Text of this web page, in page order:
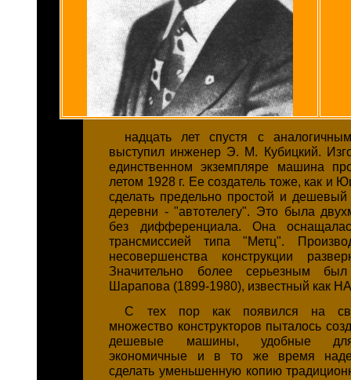
надцать лет спустя с
выступил инженер Э. М. Кубицкий.
единственном экземпляре машина
летом 1928 г. Ее создатель тоже, как и
сделать предельно простой и
деревни - "автотелегу". Это была
без дифференциала. Она
трансмиссией типа "Метц".
несовершенства конструкции
Значительно более серьезным
Шарапова (1899-1980), известный как
С тех пор как появился на
множество конструкторов пыталось
дешевые машины, удобные для
экономичные и в то же время
сделать уменьшенную копию